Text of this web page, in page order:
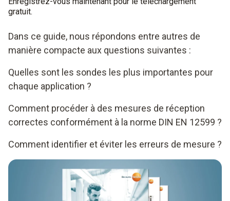
gratuit.
Dans ce guide, nous répondons entre autres de
manière compacte aux questions suivantes :
Quelles sont les sondes les plus importantes pour
chaque application ?
Comment procéder à des mesures de réception
correctes conformément à la norme DIN EN 12599 ?
Comment identifier et éviter les erreurs de mesure ?